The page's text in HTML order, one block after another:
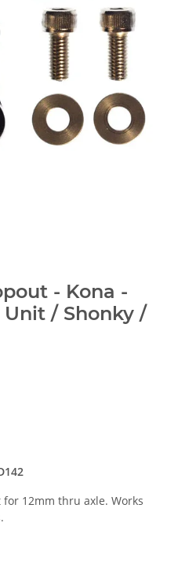
- Kona -
Unit / Shonky /
12mm thru axle. Works